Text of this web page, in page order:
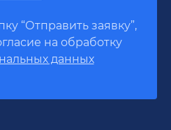
“Отправить заявку”,
на обработку
данных